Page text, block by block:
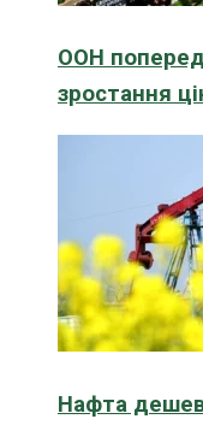
ООН
зростання
Нафта